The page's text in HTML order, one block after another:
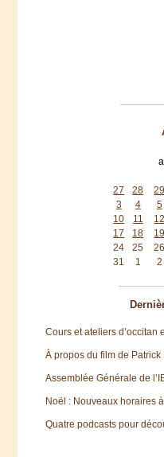
27
28 29
3
4 5
10
11 12
17
18 19
24
25 26
31
1 2
Cours et ateliers d’occitan
À propos du film de
Assemblée Générale de
Noël : Nouveaux horaires
Quatre podcasts pour